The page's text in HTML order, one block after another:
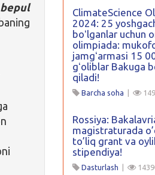
bepul
ClimateScience
2024: 25
boʻlganlar uchun
olimpiada:
jamgʻarmasi 15
gʻoliblar Bakuga
qiladi!
Barcha soha
Rossiya:
magistraturada
to’liq grant va
stipendiya!
Dasturlash